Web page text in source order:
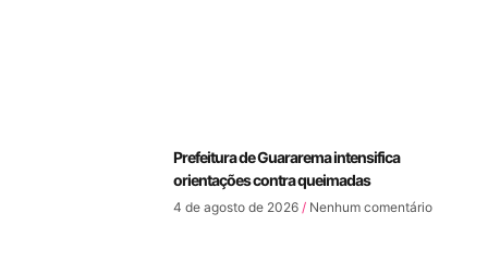
Prefeitura de Guararema intensifica
orientações contra queimadas
4 de agosto de 2026 Nenhum comentário